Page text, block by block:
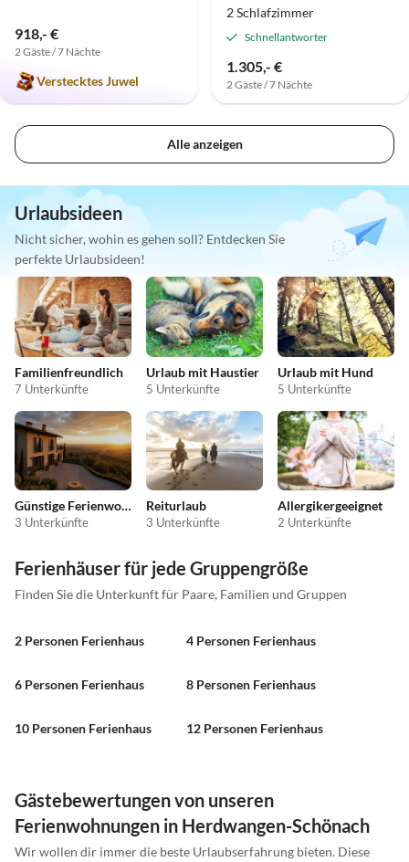
918,- €
2 Gäste / 7 Nächte
Verstecktes Juwel
2 Schlafzimmer
Schnellantworter
1.305,- €
2 Gäste / 7 Nächte
Alle anzeigen
Urlaubsideen
Nicht sicher, wohin es gehen soll? Entdecken Sie
perfekte Urlaubsideen!
Familienfreundlich
7 Unterkünfte
Urlaub mit Haustier
5 Unterkünfte
Urlaub mit Hund
5 Unterkünfte
Günstige Ferienwohnungen
3 Unterkünfte
Reiturlaub
3 Unterkünfte
Allergikergeeignet
2 Unterkünfte
Ferienhäuser für jede Gruppengröße
Finden Sie die Unterkunft für Paare, Familien und Gruppen
2 Personen Ferienhaus 4 Personen Ferienhaus
6 Personen Ferienhaus 8 Personen Ferienhaus
10 Personen Ferienhaus 12 Personen Ferienhaus
Gästebewertungen von unseren
Ferienwohnungen in Herdwangen-Schönach
Wir wollen dir immer die beste Urlaubserfahrung bieten. Diese